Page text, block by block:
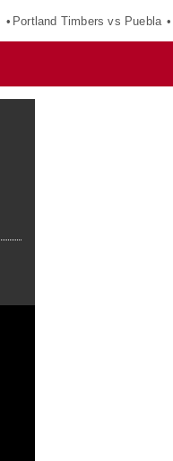
Portland Timbers vs Puebla